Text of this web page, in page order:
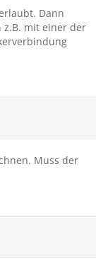
Dann
mit einer der
Muss der